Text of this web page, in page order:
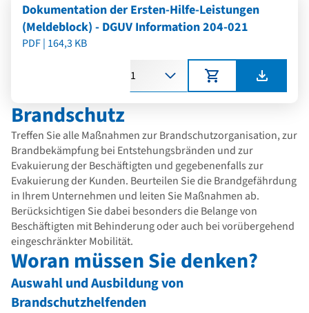
Dokumentation der Ersten-Hilfe-Leistungen
(Meldeblock) - DGUV Information 204-021
PDF | 164,3 KB
Brandschutz
Treffen Sie alle Maßnahmen zur Brandschutzorganisation, zur
Brandbekämpfung bei Entstehungsbränden und zur
Evakuierung der Beschäftigten und gegebenenfalls zur
Evakuierung der Kunden. Beurteilen Sie die Brandgefährdung
in Ihrem Unternehmen und leiten Sie Maßnahmen ab.
Berücksichtigen Sie dabei besonders die Belange von
Beschäftigten mit Behinderung oder auch bei vorübergehend
eingeschränkter Mobilität.
Woran müssen Sie denken?
Auswahl und Ausbildung von
Brandschutzhelfenden